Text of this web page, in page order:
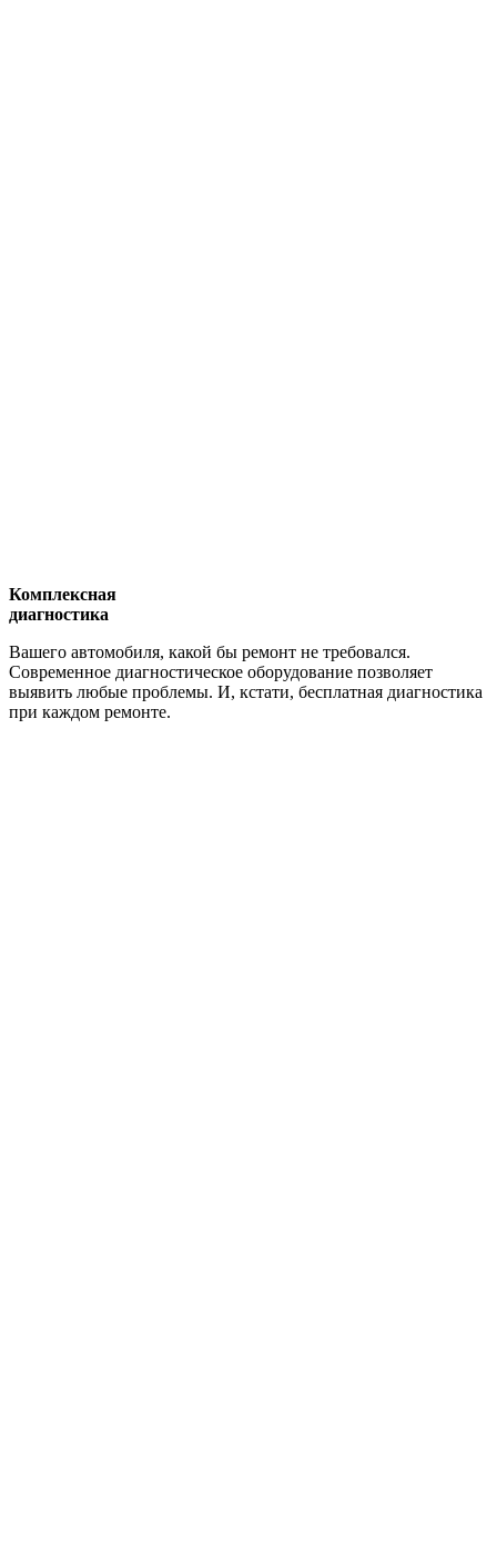
Комплексная
диагностика
Вашего автомобиля, какой бы ремонт не требовался.
Современное диагностическое оборудование позволяет
выявить любые проблемы. И, кстати, бесплатная диагностика
при каждом ремонте.